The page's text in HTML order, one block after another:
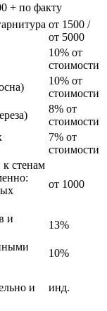
+ по факту
от 1500 /
от 5000
10% от
стоимости
10% от
стоимости
8% от
стоимости
7% от
стоимости
стенам
от 1000
и
13%
10%
и
инд.